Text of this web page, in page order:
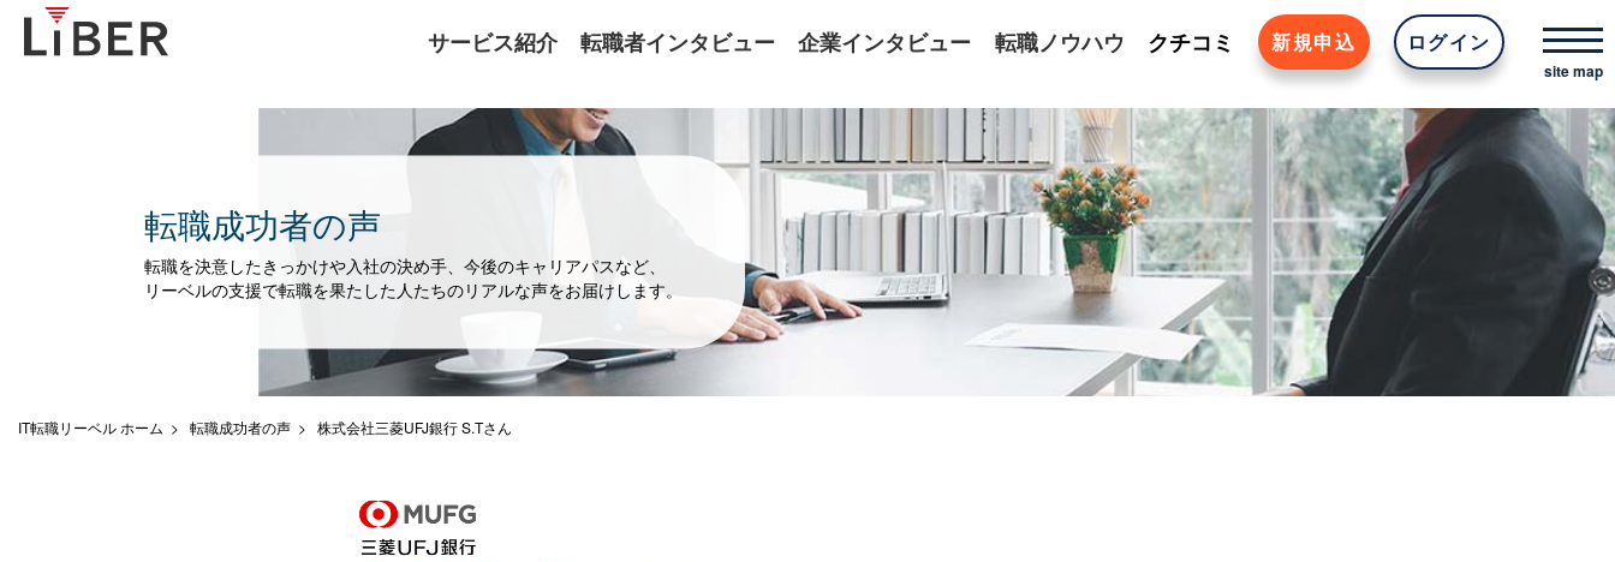
サービス紹介 転職者インタビュー 企業インタビュー 転職ノウハウ クチコミ 新規申込 ログイン
転職成功者の声
転職を決意したきっかけや入社の決め手、今後のキャリアパスなど、
リーベルの支援で転職を果たした人たちのリアルな声をお届けします。
IT転職リーベル ホーム 転職成功者の声 株式会社三菱UFJ銀行 S.Tさん